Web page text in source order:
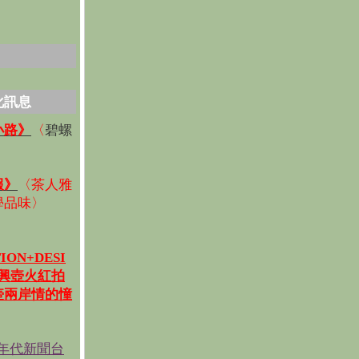
訊息
》 〈碧螺
〈茶人雅
味〉
壺火紅拍
岸情的憧
代新聞台